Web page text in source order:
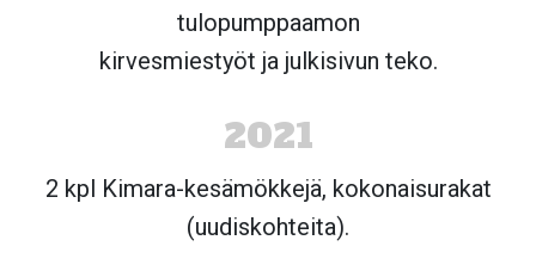
tulopumppaamon
kirvesmiestyöt ja julkisivun teko.
2021
2 kpl Kimara-kesämökkejä, kokonaisurakat
(uudiskohteita).